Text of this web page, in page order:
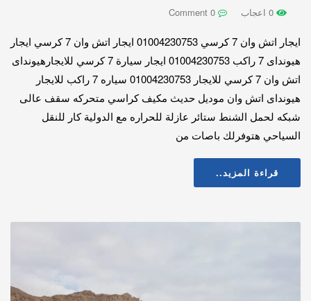
ايجار اتش وان 7 كرسي 01004230753 ايجار اتش وان 7 كرسي ايجار
هيونداى 7 راكب 01004230753 ايجار سيارة 7 كرسي للايجارهيونداى
اتش وان 7 كرسي للايجار 01004230753 سياره 7 راكب للايجار
هيونداى اتش وان موديل حديث مكيف كراسي متحركه سقف عالى
شبكه لحمل الشنط ستائر عازلة للحراره مع الدولية كار للنقل
السياحي هتوفرلك باصات من
قراءة المزيد..